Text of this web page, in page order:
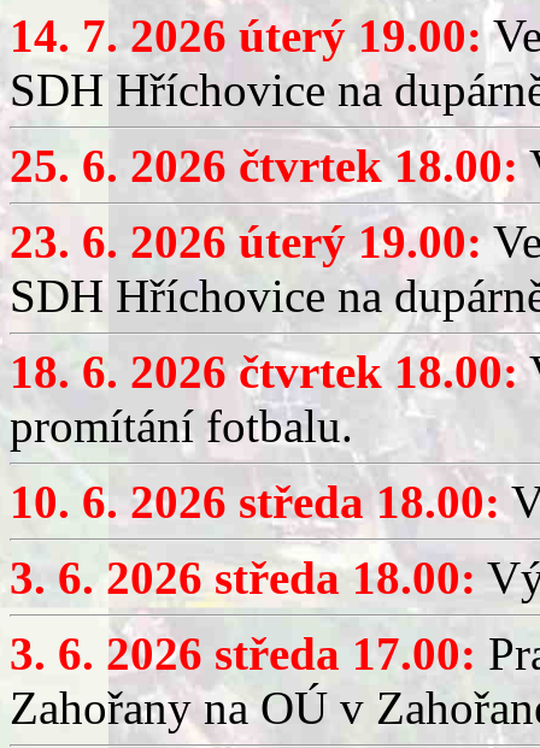
14. 7. 2026 úterý 19.00:
SDH Hříchovice na
25. 6. 2026 čtvrtek 18.00:
23. 6. 2026 úterý 19.00:
SDH Hříchovice na
18. 6. 2026 čtvrtek 18.00:
promítání fotbalu.
10. 6. 2026 středa 18.00:
3. 6. 2026 středa 18.00:
3. 6. 2026 středa 17.00:
Zahořany na OÚ v